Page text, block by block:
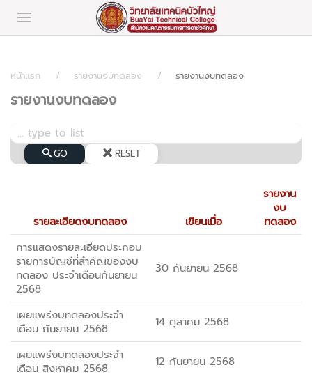
หน้าแรก รายงานงบทดลอง รายงานงบทดลอง
รายงานงบทดลอง
GO RESET
รายละเอียดงบทดลอง เขียนเมื่อ
รายงาน
งบ
ทดลอง
การแสดงรายละเอียดประกอบ
รายการบัญชีที่สำคัญของงบ
ทดลอง ประจำเดือนกันยายน
2568
30 กันยายน 2568
เผยแพร่งบทดลองประจำ
เดือน กันยายน 2568
14 ตุลาคม 2568
เผยแพร่งบทดลองประจำ
เดือน สิงหาคม 2568
12 กันยายน 2568